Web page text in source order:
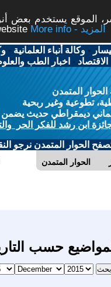
الموقع يستخدم بعض
More info - المزيد
-وكالة أنباء العلمانية -
الاقتصاد - اخبار الطب
المتمدن
تطوعية وغير ربحية
ديمقراطي حديث يضمن
ابن رشد للفكر الحر
الحوار المتمدن نرجو
الحوار المتمدن
حسب